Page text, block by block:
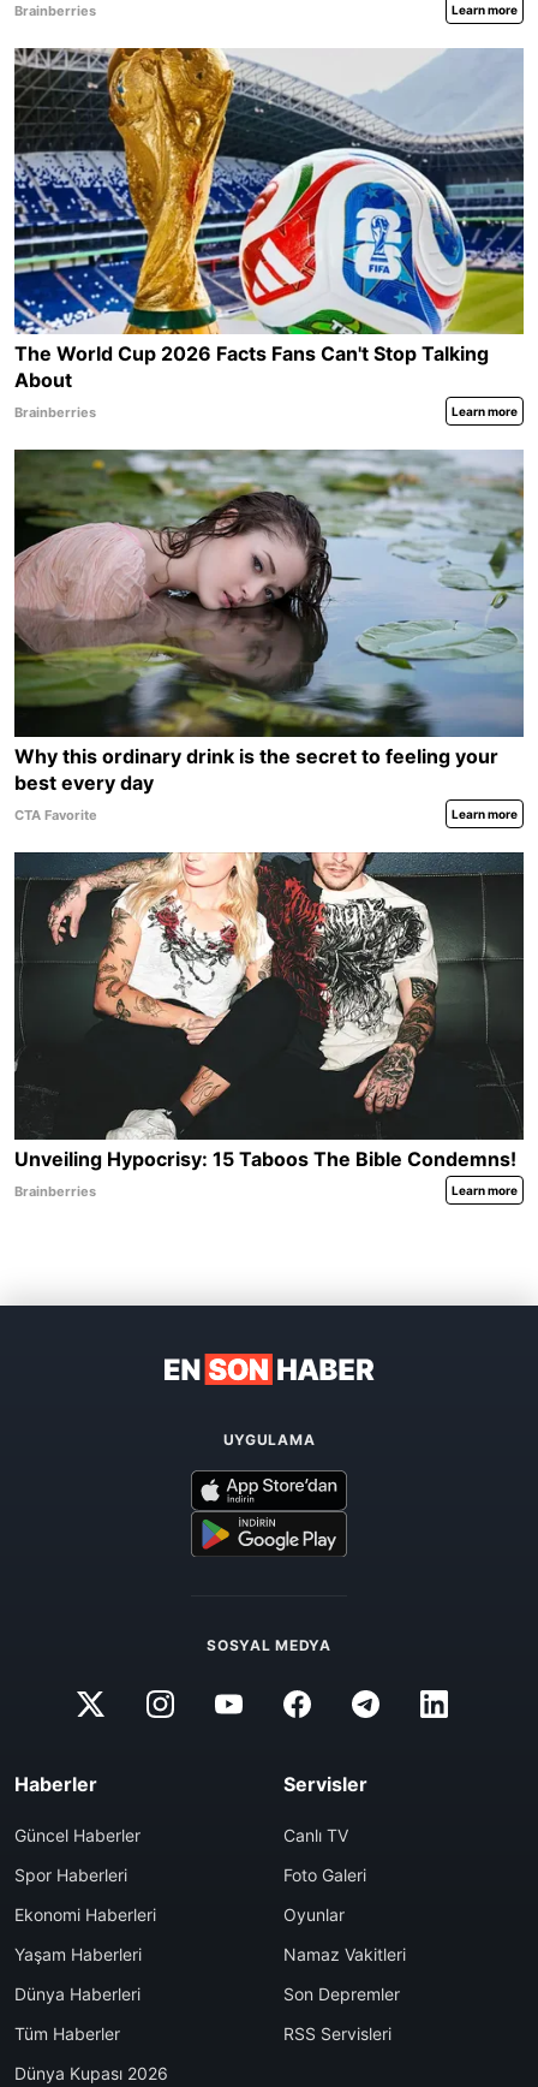
UYGULAMA
SOSYAL MEDYA
Haberler
Güncel Haberler
Spor Haberleri
Ekonomi Haberleri
Yaşam Haberleri
Dünya Haberleri
Tüm Haberler
Dünya Kupası 2026
Servisler
Canlı TV
Foto Galeri
Oyunlar
Namaz Vakitleri
Son Depremler
RSS Servisleri